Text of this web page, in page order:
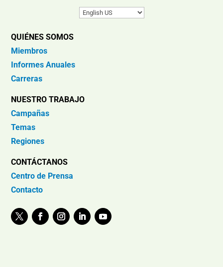
QUIÉNES SOMOS
Miembros
Informes Anuales
Carreras
NUESTRO TRABAJO
Campañas
Temas
Regiones
CONTÁCTANOS
Centro de Prensa
Contacto